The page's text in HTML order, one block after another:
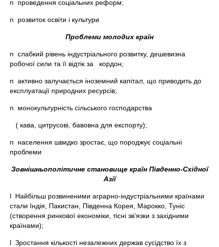
n проведення соціальних реформ;
n розвиток освіти і культури
Проблеми молодих країн
n слабкий рівень індустріального розвитку, дешевизна
робочої сили та її відтік за кордон;
n активно залучається іноземний капітал, що приводить до
експлуатації природних ресурсів;
n монокультурність сільського господарства
( кава, цитрусові, бавовна для експорту);
n населення швидко зростає, що породжує соціальні
проблеми
Зовнішньополітичне становище країн Південно-Східної
Азії
l Найбільш розвиненими аграрно-індустріальними країнами
стали Індія, Пакистан, Південна Корея, Марокко, Туніс
(створення ринкової економіки, тісні зв’язки з західними
країнами);
l Зростання кількості незалежних держав сусідство їх з